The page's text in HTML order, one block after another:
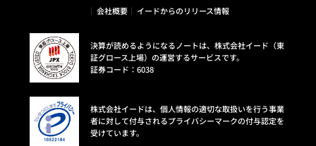
会社概要
イードからのリリース情報
決算が読めるようになるノートは、株式会社イード（東
証グロース上場）の運営するサービスです。
証券コード：6038
株式会社イードは、個人情報の適切な取扱いを行う事業
者に対して付与されるプライバシーマークの付与認定を
受けています。